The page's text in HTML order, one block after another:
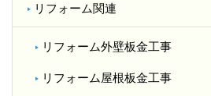
リフォーム関連
リフォーム外壁板金工事
リフォーム屋根板金工事